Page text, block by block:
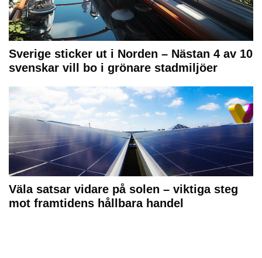
Sverige sticker ut i Norden – Nästan 4 av 10
svenskar vill bo i grönare stadmiljöer
Väla satsar vidare på solen – viktiga steg
mot framtidens hållbara handel